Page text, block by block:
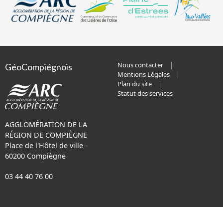
GéoCompiégnois
AGGLOMÉRATION DE LA
RÉGION DE COMPIÈGNE
Place de l'Hôtel de ville -
60200 Compiègne
03 44 40 76 00
Nous contacter
Mentions Légales
Plan du site
Statut des services